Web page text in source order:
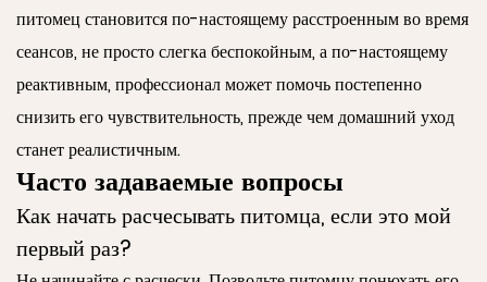
питомец становится по-настоящему расстроенным во время
сеансов, не просто слегка беспокойным, а по-настоящему
реактивным, профессионал может помочь постепенно
снизить его чувствительность, прежде чем домашний уход
станет реалистичным.
Часто задаваемые вопросы
Как начать расчесывать питомца, если это мой
первый раз?